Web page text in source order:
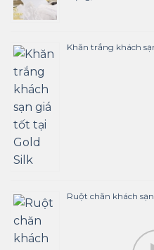
Khăn trắng khách
Ruột chăn khách